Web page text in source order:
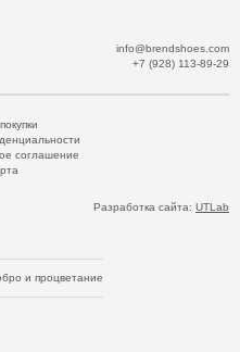
info@brendshoes.com
+7 (928) 113-89-29
соглашение
Разработка сайта: UTLab
и процветание